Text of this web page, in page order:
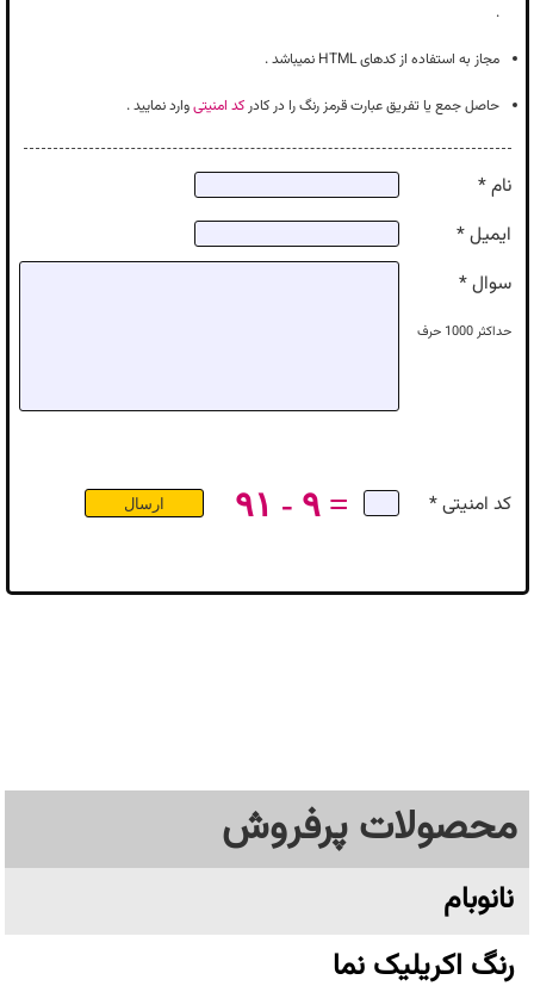
.
مجاز به استفاده از کدهای HTML نمیباشد .
حاصل جمع یا تفریق عبارت قرمز رنگ را در کادرکد امنیتیوارد نمایید .
نام *
ایمیل *
سوال *
حداکثر1000 حرف
کد امنیتی * ۹۱ - ۹ =
محصولات پرفروش
نانوبام
رنگ اکریلیک نما